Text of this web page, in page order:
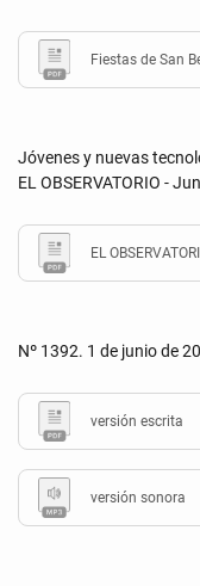
Fiestas de San
Jóvenes y nuevas
EL OBSERVATORIO -
EL
Nº 1392. 1 de junio de
versión escrita
versión sonora